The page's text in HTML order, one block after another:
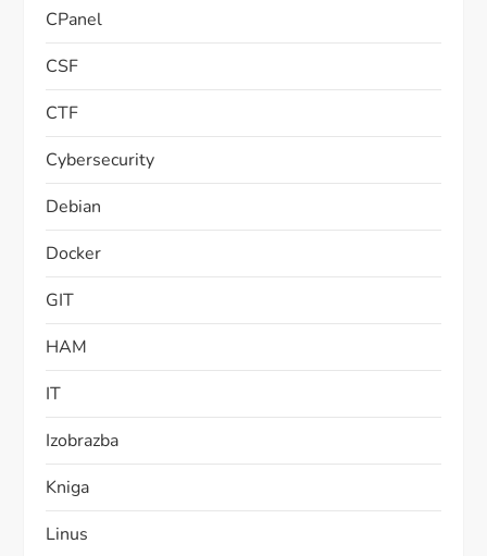
CPanel
CSF
CTF
Cybersecurity
Debian
Docker
GIT
HAM
IT
Izobrazba
Kniga
Linus